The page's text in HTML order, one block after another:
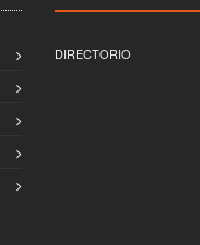
DIRECTORIO